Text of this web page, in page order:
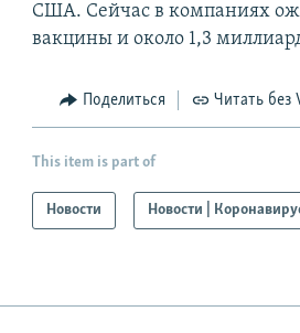
США. Сейчас в компаниях
вакцины и около 1,3
Поделиться Читать без
This item is part of
Новости Новости |